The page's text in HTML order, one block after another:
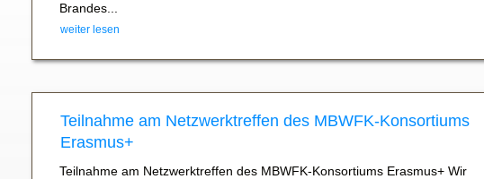
Brandes...
weiter lesen
Teilnahme am Netzwerktreffen des MBWFK-Konsortiums
Erasmus+
Teilnahme am Netzwerktreffen des MBWFK-Konsortiums Erasmus+ Wir